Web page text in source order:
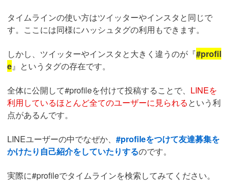
タイムラインの使い方はツイッターやインスタと同じで
す。ここには同様にハッシュタグの利用もできます。
しかし、ツイッターやインスタと大きく違うのが『#profil
e』というタグの存在です。
全体に公開して#profileを付けて投稿することで、 LINEを
利用しているほとんど全てのユーザーに見られるという利
点があるんです。
LINEユーザーの中でなぜか、 #profileをつけて友達募集を
かけたり自己紹介をしていたりするのです。
実際に#profileでタイムラインを検索してみてください。